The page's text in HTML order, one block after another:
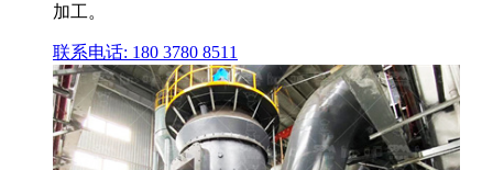
加工。
联系电话: 180 3780 8511